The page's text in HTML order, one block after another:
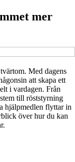
mer
Med dagens
att skapa ett
i vardagen. Från
till röststyrning
hjälpmedlen flyttar in
över hur du kan